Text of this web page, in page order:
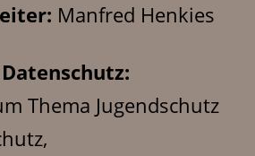
Manfred Henkies
Thema Jugendschutz